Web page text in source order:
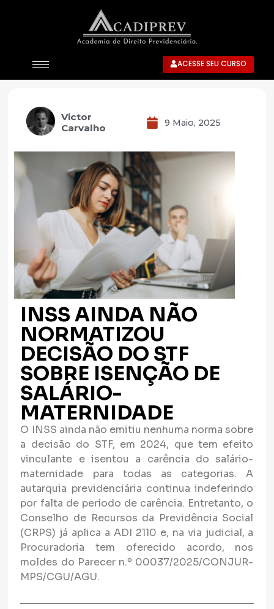
ACESSE SEU CURSO
Victor
Carvalho
9 Maio, 2025
INSS AINDA NÃO
NORMATIZOU
DECISÃO DO STF
SOBRE ISENÇÃO DE
SALÁRIO-
MATERNIDADE
O INSS ainda não emitiu nenhuma norma sobre
a decisão do STF, em 2024, que tem efeito
vinculante e isentou a carência do salário-
maternidade para todas as categorias. A
autarquia previdenciária continua indeferindo
por falta de período de carência. Entretanto, o
Conselho de Recursos da Previdência Social
(CRPS) já aplica a ADI 2110 e, na via judicial, a
Procuradoria tem oferecido acordo, nos
moldes do Parecer n.º 00037/2025/CONJUR-
MPS/CGU/AGU.